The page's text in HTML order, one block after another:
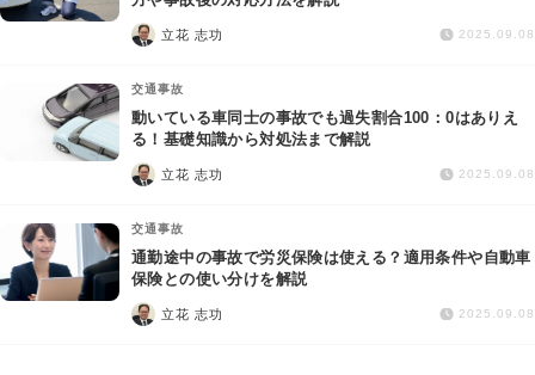
立花 志功 2025.09.08
交通事故
動いている車同士の事故でも過失割合100：0はありえ
る！基礎知識から対処法まで解説
立花 志功 2025.09.08
交通事故
通勤途中の事故で労災保険は使える？適用条件や自動車
保険との使い分けを解説
立花 志功 2025.09.08